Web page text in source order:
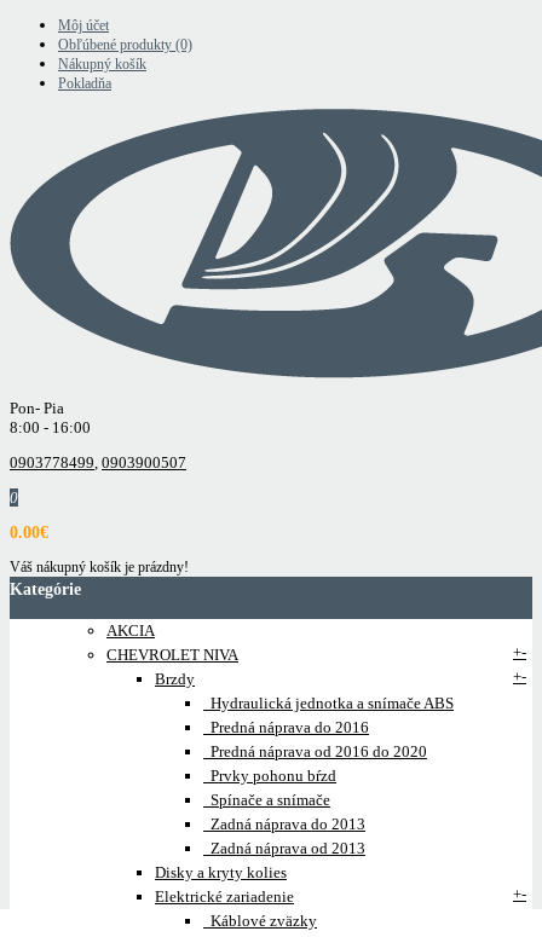
Môj účet
Obľúbené produkty (0)
Nákupný košík
Pokladňa
Pon- Pia
8:00 - 16:00
0903778499, 0903900507
0
0.00€
Váš nákupný košík je prázdny!
Kategórie
AKCIA
CHEVROLET NIVA
+-
Brzdy
+-
Hydraulická jednotka a snímače ABS
Predná náprava do 2016
Predná náprava od 2016 do 2020
Prvky pohonu bŕzd
Spínače a snímače
Zadná náprava do 2013
Zadná náprava od 2013
Disky a kryty kolies
Elektrické zariadenie
+-
Káblové zväzky